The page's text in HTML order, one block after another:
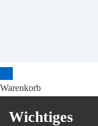
Warenkorb
Wichtiges